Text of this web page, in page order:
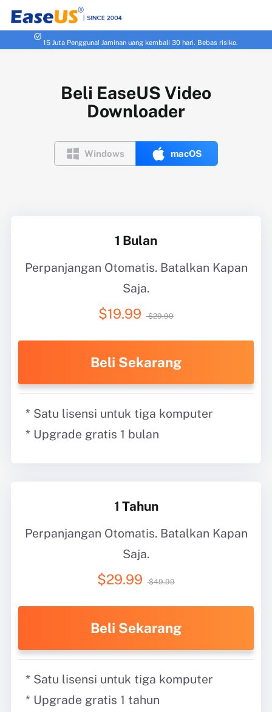
15 Juta Pengguna! Jaminan uang kembali 30 hari. Bebas risiko.
Beli EaseUS Video
Downloader
 Windows  macOS
1 Bulan
Perpanjangan Otomatis. Batalkan Kapan
Saja.
$19.99 $29.99
Beli Sekarang
* Satu lisensi untuk tiga komputer
* Upgrade gratis 1 bulan
1 Tahun
Perpanjangan Otomatis. Batalkan Kapan
Saja.
$29.99 $49.99
Beli Sekarang
* Satu lisensi untuk tiga komputer
* Upgrade gratis 1 tahun